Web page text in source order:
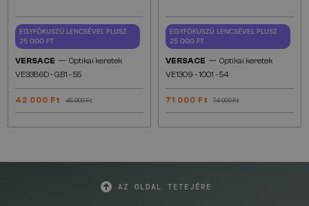
EGYFÓKUSZÚ LENCSÉVEL PLUSZ
25 000 FT
VERSACE — Optikai keretek
VE3386D - GB1 - 55
42 000 Ft 45 000 Ft
EGYFÓKUSZÚ LENCSÉVEL PLUSZ
25 000 FT
VERSACE — Optikai keretek
VE1309 - 1001 - 54
71 000 Ft 74 000 Ft
AZ OLDAL TETEJÉRE